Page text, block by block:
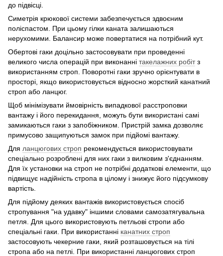
до підвісці.
Симетрія крюкової системи забезпечується здвоєним
поліспастом. При цьому гілки каната залишаються
нерухомими. Балансир може повертатися на потрібний кут.
Обертові гаки доцільно застосовувати при проведенні
великого числа операцій при виконанні такелажних робітз
використанням строп. Поворотні гаки зручно орієнтувати в
просторі, якщо використовується відносно жорсткий канатний
строп або ланцюг.
Щоб мінімізувати ймовірність випадкової расстроповки
вантажу і його перекидання, можуть бути використані самі
замикаються гаки з запобіжником. Пристрій замка дозволяє
примусово защипуються замок при підйомі вантажу.
Для ланцюгових строп рекомендується використовувати
спеціально розроблені для них гаки з вилковим з'єднанням.
Для їх установки на строп не потрібні додаткові елементи, що
підвищує надійність стропа в цілому і знижує його підсумкову
вартість.
Для підйому деяких вантажів використовується спосіб
стропування "на удавку" іншими словами самозатягувальна
петля. Для цього використовують петльові стропи або
спеціальні гаки. При використанні канатних строп
застосовують чекерние гаки, який розташовується на тілі
стропа або на петлі. При використанні ланцюгових строп